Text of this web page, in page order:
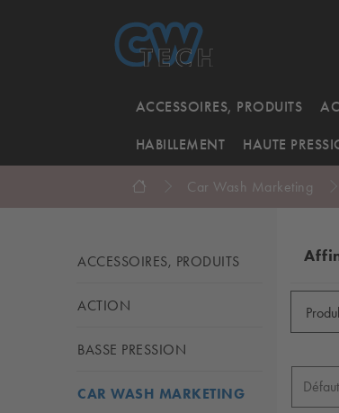
ACCESSOIRES, PRODUITS
HABILLEMENT HAUTE
Car Wash Marketing
ACCESSOIRES, PRODUITS
ACTION
BASSE PRESSION
CAR WASH MARKETING